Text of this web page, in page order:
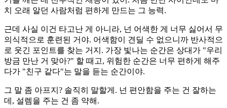
치 오래 알던 사람처럼 편하게 만드는 그 능력.
근데 사실 이건 타고난 게 아니라, 넌 어색한 게 너무 싫어서 무
의식적으로 훈련된 거야. 어색함이 견딜 수 없으니까 반사적으
로 웃긴 포인트를 찾는 거지. 가장 빛나는 순간은 상대가 "우리
방금 만난 거 맞아?" 할 때고, 위험한 순간은 너무 편하게 해주
다가 "친구 같다"는 말을 듣는 순간이야.
그 말 좀 아프지? 솔직히 말할게. 넌 편안함을 주는 건 잘하는
데, 설렘을 주는 건 좀 약해.